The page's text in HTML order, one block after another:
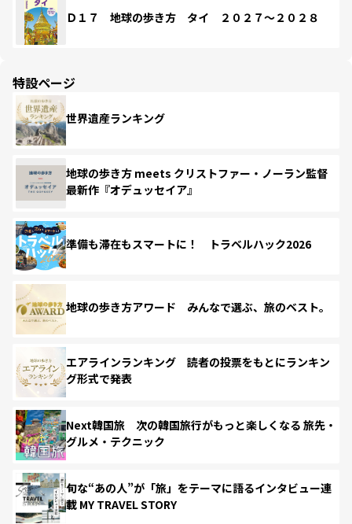
Ｄ１７ 地球の歩き方 タイ ２０２７～２０２８
特設ページ
世界遺産ランキング
地球の歩き方 meets クリストファー・ノーラン監督
最新作『オデュッセイア』
準備も滞在もスマートに！ トラベルハック2026
地球の歩き方アワード みんなで選ぶ、旅のベスト。
エアラインランキング 読者の投票をもとにランキン
グ形式で発表
Next韓国旅 次の韓国旅行がもっと楽しくなる 旅先・
グルメ・テクニック
旬な“あの人”が「旅」をテーマに語るインタビュー連
載 MY TRAVEL STORY